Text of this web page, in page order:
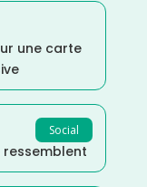
une carte
Social
ressemblent